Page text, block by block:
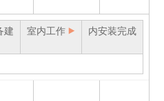
建
室内工作 内安装完成